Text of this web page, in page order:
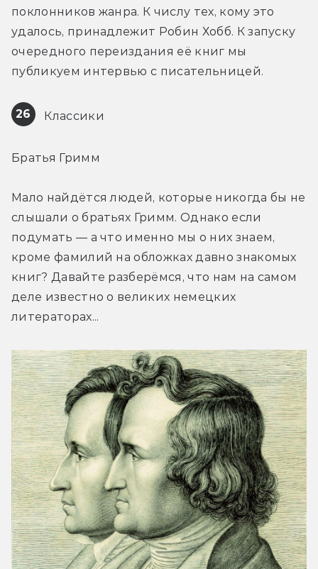
поклонников жанра. К числу тех, кому это
удалось, принадлежит Робин Хобб. К запуску
очередного переиздания её книг мы
публикуем интервью с писательницей.
26 Классики
Братья Гримм
Мало найдётся людей, которые никогда бы не
слышали о братьях Гримм. Однако если
подумать — а что именно мы о них знаем,
кроме фамилий на обложках давно знакомых
книг? Давайте разберёмся, что нам на самом
деле известно о великих немецких
литераторах...